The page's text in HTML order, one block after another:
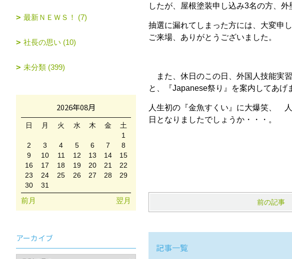
したが、屋根塗装申し込み3名の方、
抽選に漏れてしまった方には、大変申
ご来場、ありがとうございました。
また、休日のこの日、外国人技能実
と、『Japanese祭り』を案内してあげ
人生初の『金魚すくい』に大爆笑、
日となりましたでしょうか・・・。
前の記事
記事一覧
最新ＮＥＷＳ！ (7)
社長の思い (10)
未分類 (399)
2026年08月
日 月 火 水 木 金
土
1
2
3 4 5 6 7
8
9
10 11 12 13 14
15
16
17 18 19 20 21
22
23
24 25 26 27 28
29
30
31
前月 翌月
アーカイブ